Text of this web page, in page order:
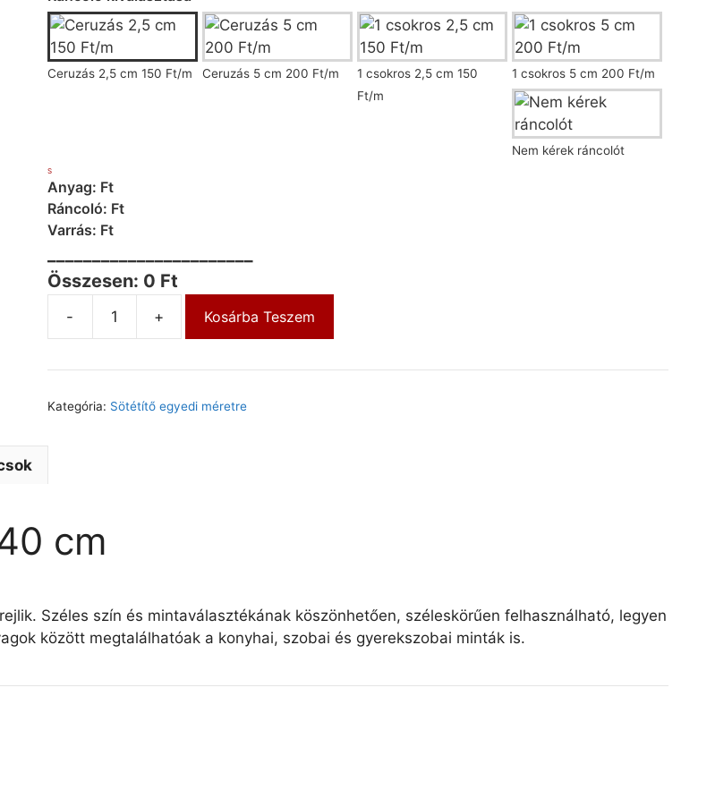
Ceruzás 2,5 cm 150 Ft/m Ceruzás 5 cm 200 Ft/m
1 csokros 2,5 cm 150
Ft/m
1 csokros 5 cm 200 Ft/m
Nem kérek ráncolót
S
Anyag: Ft
Ráncoló: Ft
Varrás: Ft
Összesen: 0 Ft
- + Kosárba Teszem
Kategória: Sötétítő egyedi méretre
cm
Széles szín és mintaválasztékának köszönhetően, széleskörűen felhasználható, legyen
között megtalálhatóak a konyhai, szobai és gyerekszobai minták is.